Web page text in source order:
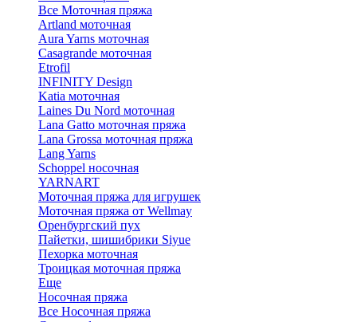
Все Моточная пряжа
Artland моточная
Aura Yarns моточная
Casagrande моточная
Etrofil
INFINITY Design
Katia моточная
Laines Du Nord моточная
Lana Gatto моточная пряжа
Lana Grossa моточная пряжа
Lang Yarns
Schoppel носочная
YARNART
Моточная пряжа для игрушек
Моточная пряжа от Wellmay
Оренбургский пух
Пайетки, шишибрики Siyue
Пехорка моточная
Троицкая моточная пряжа
Еще
Носочная пряжа
Все Носочная пряжа